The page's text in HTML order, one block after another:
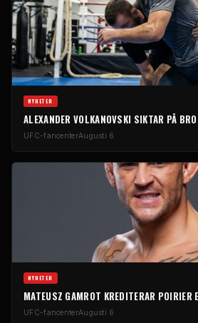
NYHETER
ALEXANDER VOLKANOVSKI SIKTAR PÅ
UFC-fancenterAugusti 6
NYHETER
MATEUSZ GAMROT KREDITERAR POIRIER
UFC-fancenterAugusti 6